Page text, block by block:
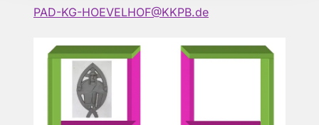
PAD-KG-HOEVELHOF@KKPB.de